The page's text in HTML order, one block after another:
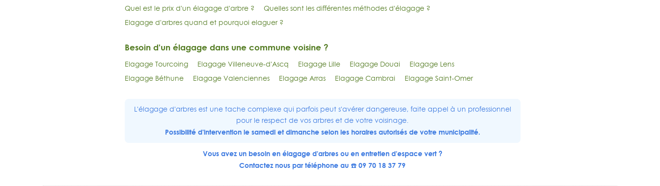
Quel est le prix d'un élagage d'arbre ?
Quelles sont les différentes méthodes d'élagage ?
Elagage d'arbres quand et pourquoi elaguer ?
Besoin d'un élagage dans une commune voisine ?
Elagage Tourcoing Elagage Villeneuve-d'Ascq Elagage Lille Elagage Douai
Elagage Lens
Elagage Béthune
Elagage Valenciennes Elagage Arras Elagage Cambrai Elagage Saint-Omer
L'élagage d'arbres est une tache complexe qui parfois peut s'avérer dangereuse, faite appel à un professionnel
pour le respect de vos arbres et de votre voisinage.
Possibilité d'intervention le samedi et dimanche selon les horaires autorisés de votre municipalité.
Vous avez un besoin en élagage d'arbres ou en entretien d'espace vert ?
Contactez nous par téléphone au ☎️ 09 70 18 37 79